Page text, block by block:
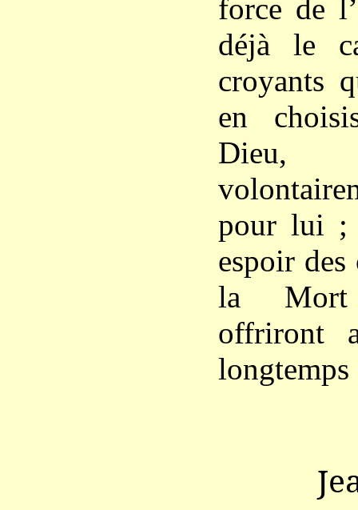
force de
déjà le
croyants
en
Dieu,
pour lui ;
espoir des
la
offriront
longtemps